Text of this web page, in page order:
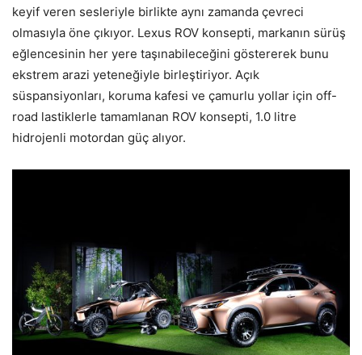
keyif veren sesleriyle birlikte aynı zamanda çevreci
olmasıyla öne çıkıyor. Lexus ROV konsepti, markanın sürüş
eğlencesinin her yere taşınabileceğini göstererek bunu
ekstrem arazi yeteneğiyle birleştiriyor. Açık
süspansiyonları, koruma kafesi ve çamurlu yollar için off-
road lastiklerle tamamlanan ROV konsepti, 1.0 litre
hidrojenli motordan güç alıyor.